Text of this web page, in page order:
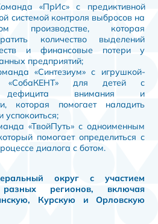
«ПрИс» с предиктивной
системой контроля выбросов на
производстве, которая
количество выделений
и финансовые потери у
предприятий;
«Синтезиум» с игрушкой-
«СобаКЕНТ» для детей с
дефицита внимания и
которая помогает наладить
успокоиться;
«ТвойПуть» с одноименным
помогает определиться с
диалога с ботом.
округ с участием
регионов, включая
Курскую и Орловскую